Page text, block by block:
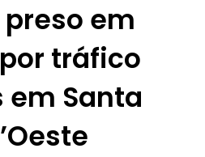
em
tráfico
em Santa